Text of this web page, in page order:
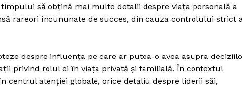
să obțină mai multe detalii despre viața personală a
rareori încununate de succes, din cauza controlului strict
despre influența pe care ar putea-o avea asupra
privind rolul ei în viața privată și familială. În contextul
centrul atenției globale, orice detaliu despre liderii săi,